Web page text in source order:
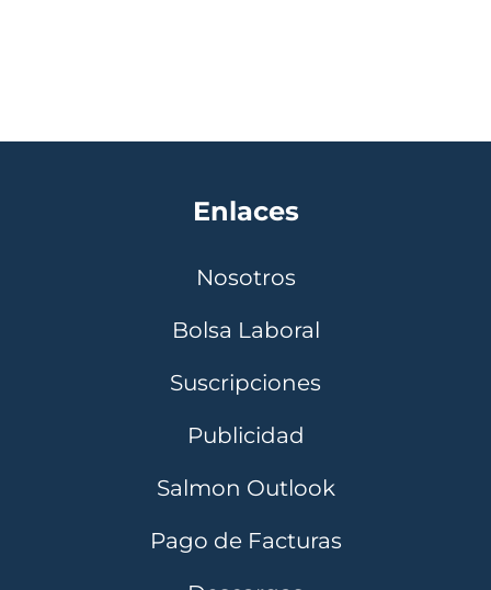
Enlaces
Nosotros
Bolsa Laboral
Suscripciones
Publicidad
Salmon Outlook
Pago de Facturas